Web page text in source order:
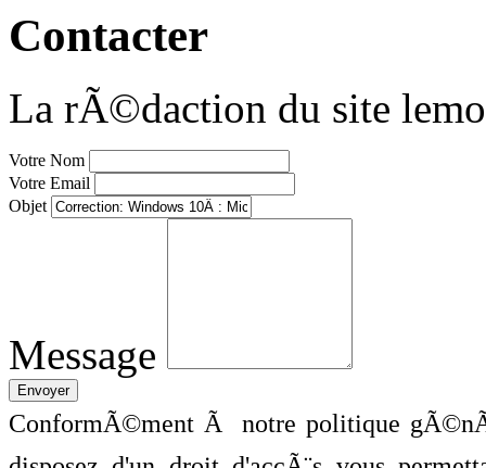
Contacter
La rÃ©daction du site
Votre Nom
Votre Email
Objet
Message
ConformÃ©ment Ã notre politique